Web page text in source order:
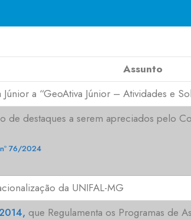
Assunto
a “GeoAtiva Júnior – Atividades e
de destaques a serem apreciados pelo
76/2024
da UNIFAL-MG
que Regulamenta os Programas de